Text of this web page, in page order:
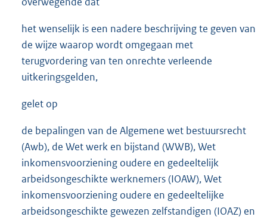
het wenselijk is een nadere beschrijving te geven van
de wijze waarop wordt omgegaan met
terugvordering van ten onrechte verleende
uitkeringsgelden,
gelet op
de bepalingen van de Algemene wet bestuursrecht
(Awb), de Wet werk en bijstand (WWB), Wet
inkomensvoorziening oudere en gedeeltelijk
arbeidsongeschikte werknemers (IOAW), Wet
inkomensvoorziening oudere en gedeeltelijke
arbeidsongeschikte gewezen zelfstandigen (IOAZ) en